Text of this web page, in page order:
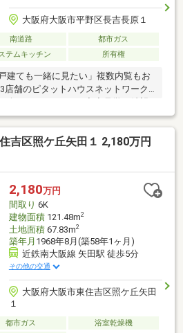
大阪府大阪市平野区長吉長原１
南道路
都市ガス
テムキッチン 所有権
建ても一緒に見たい」複数内覧もお
店舗のピタットハウスネットワーク
にお問合せください♪◆◆住宅ロー
当社にご相談を！！お役に立ちま
ろん、最寄りの駅などご指定での
客様のご条件をお聞かせいただけれ
■
吉区照ケ丘矢田１ 2,180万円
2,180万円
間取り 6K
建物面積121.48m2
土地面積67.83m2
築年月 1968年8月(築58年1ヶ月)
近鉄南大阪線 矢田駅 徒歩5分
その他の交通
大阪府大阪市東住吉区照ケ丘矢田
１
都市ガス
浴室乾燥機